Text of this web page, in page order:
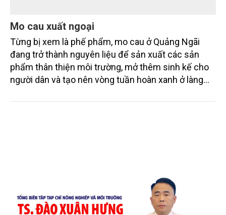
Mo cau xuất ngoại
Từng bị xem là phế phẩm, mo cau ở Quảng Ngãi
đang trở thành nguyên liệu để sản xuất các sản
phẩm thân thiện môi trường, mở thêm sinh kế cho
người dân và tạo nên vòng tuần hoàn xanh ở làng
chén, dĩa... từ mo cau đã được thị trường trong nước